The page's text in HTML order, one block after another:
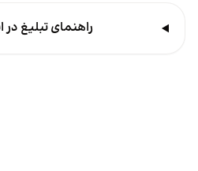
راهنمای تبلیغ در